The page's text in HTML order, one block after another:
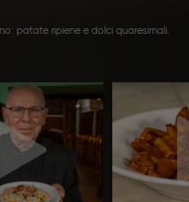
patate ripiene e dolci quaresimali.